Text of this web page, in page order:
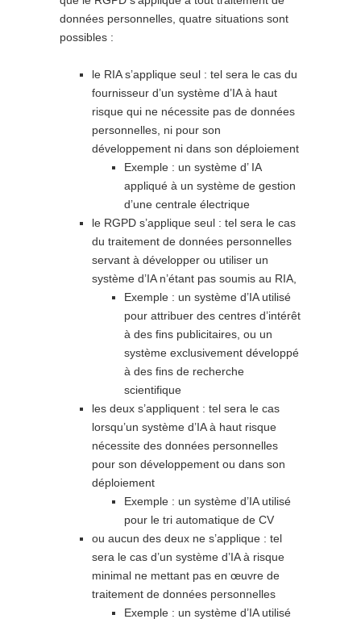
données personnelles, quatre situations sont
possibles :
le RIA s’applique seul : tel sera le cas du
fournisseur d’un système d’IA à haut
risque qui ne nécessite pas de données
personnelles, ni pour son
développement ni dans son déploiement
Exemple : un système d’ IA
appliqué à un système de gestion
d’une centrale électrique
le RGPD s’applique seul : tel sera le cas
du traitement de données personnelles
servant à développer ou utiliser un
système d’IA n’étant pas soumis au RIA,
Exemple : un système d’IA utilisé
pour attribuer des centres d’intérêt
à des fins publicitaires, ou un
système exclusivement développé
à des fins de recherche
scientifique
les deux s’appliquent : tel sera le cas
lorsqu’un système d’IA à haut risque
nécessite des données personnelles
pour son développement ou dans son
déploiement
Exemple : un système d’IA utilisé
pour le tri automatique de CV
ou aucun des deux ne s’applique : tel
sera le cas d’un système d’IA à risque
minimal ne mettant pas en œuvre de
traitement de données personnelles
Exemple : un système d’IA utilisé